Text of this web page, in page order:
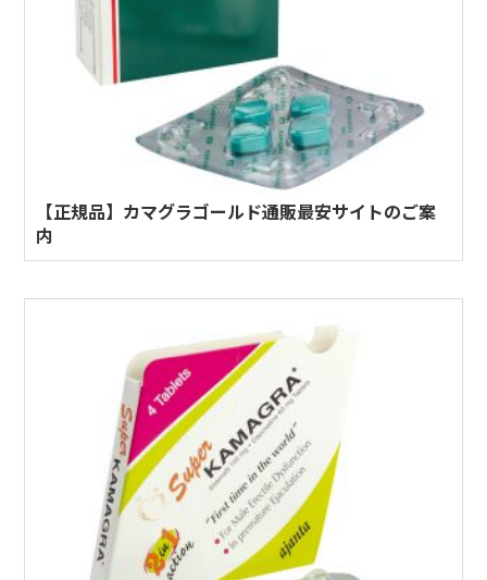
【正規品】カマグラゴールド通販最安サイトのご案
内